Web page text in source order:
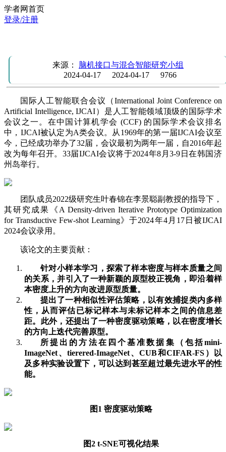
学者网首页
登录/注册
来源： 脑机接口与混合智能研究小组
2024-04-17
2024-04-17 9766
国际人工智能联合会议（International Joint Conference on
Artificial Intelligence, IJCAI）是人工智能领域顶级的国际学术
会议之一。在中国计算机学会 (CCF) 的国际学术会议排名
中，IJCAI被认定为A类会议。从1969年的第一届IJCAI会议至
今，已经成功举办了32届，会议最初为两年一届，自2016年起
改为每年召开。33届IJCAI会议将于2024年8月3-9日在韩国济
州岛举行。
团队成员2022级研究生叶春锦在李景聪副教授的指导下，
其研究成果《A Density-driven Iterative Prototype Optimization
for Transductive Few-shot Learning》于2024年4月17日被IJCAI
2024会议录用。
该论文的主要贡献：
针对小样本学习，探索了样本密度与样本质量之间
的关系，并引入了一种新颖的原型校正视角，即沿着样
本密度上升的方向改进原型质量。
提出了一种相似性评估策略，以有效捕捉类内多样
性，从而评估已标记样本与未标记样本之间的信息差
距。此外，还提出了一种密度驱动策略，以在密度增长
的方向上迭代完善原型。
所提出的方法在四个基准数据集（包括mini-
ImageNet、tierered-ImageNet、CUB和CIFAR-FS）以
及多种实验设置下，可以达到甚至超过最先进水平的性
能。
图1 密度驱动策略
图2 t-SNE可视化结果